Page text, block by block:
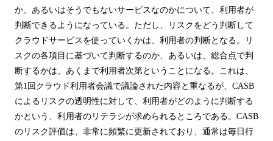
か、あるいはそうでもないサービスなのかについて、利用者が
判断できるようになっている。ただし、リスクをどう判断して
クラウドサービスを使っていくかは、利用者の判断となる。リ
スクの各項目に基づいて判断するのか、あるいは、総合点で判
断するかは、あくまで利用者次第ということになる。これは、
第1 回クラウド利用者会議で議論された内容と重なるが、 CASB
によるリスクの透明性に対して、利用者がどのように判断する
かという、利用者のリテラシが求められるところである。 CASB
のリスク評価は、非常に頻繁に更新されており、通常は毎日行